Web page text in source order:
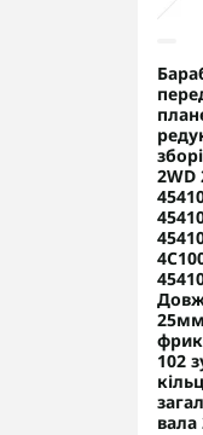
2WD
102
вала